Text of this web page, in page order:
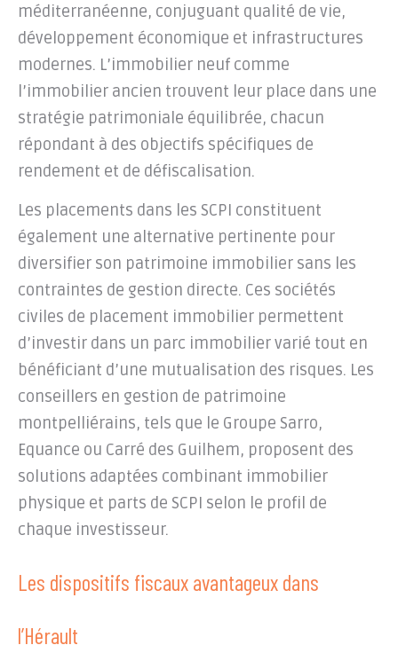
méditerranéenne, conjuguant qualité de vie,
développement économique et infrastructures
modernes. L’immobilier neuf comme
l’immobilier ancien trouvent leur place dans une
stratégie patrimoniale équilibrée, chacun
répondant à des objectifs spécifiques de
rendement et de défiscalisation.
Les placements dans les SCPI constituent
également une alternative pertinente pour
diversifier son patrimoine immobilier sans les
contraintes de gestion directe. Ces sociétés
civiles de placement immobilier permettent
d’investir dans un parc immobilier varié tout en
bénéficiant d’une mutualisation des risques. Les
conseillers en gestion de patrimoine
montpelliérains, tels que le Groupe Sarro,
Equance ou Carré des Guilhem, proposent des
solutions adaptées combinant immobilier
physique et parts de SCPI selon le profil de
chaque investisseur.
Les dispositifs fiscaux avantageux dans
l’Hérault